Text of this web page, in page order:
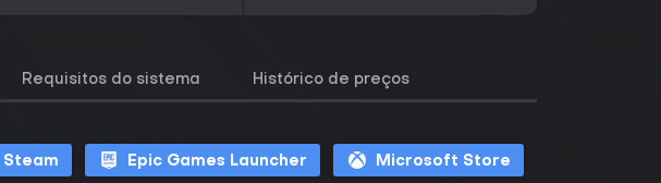
Requisitos do sistema Histórico de preços
Steam Epic Games Launcher Microsoft Store